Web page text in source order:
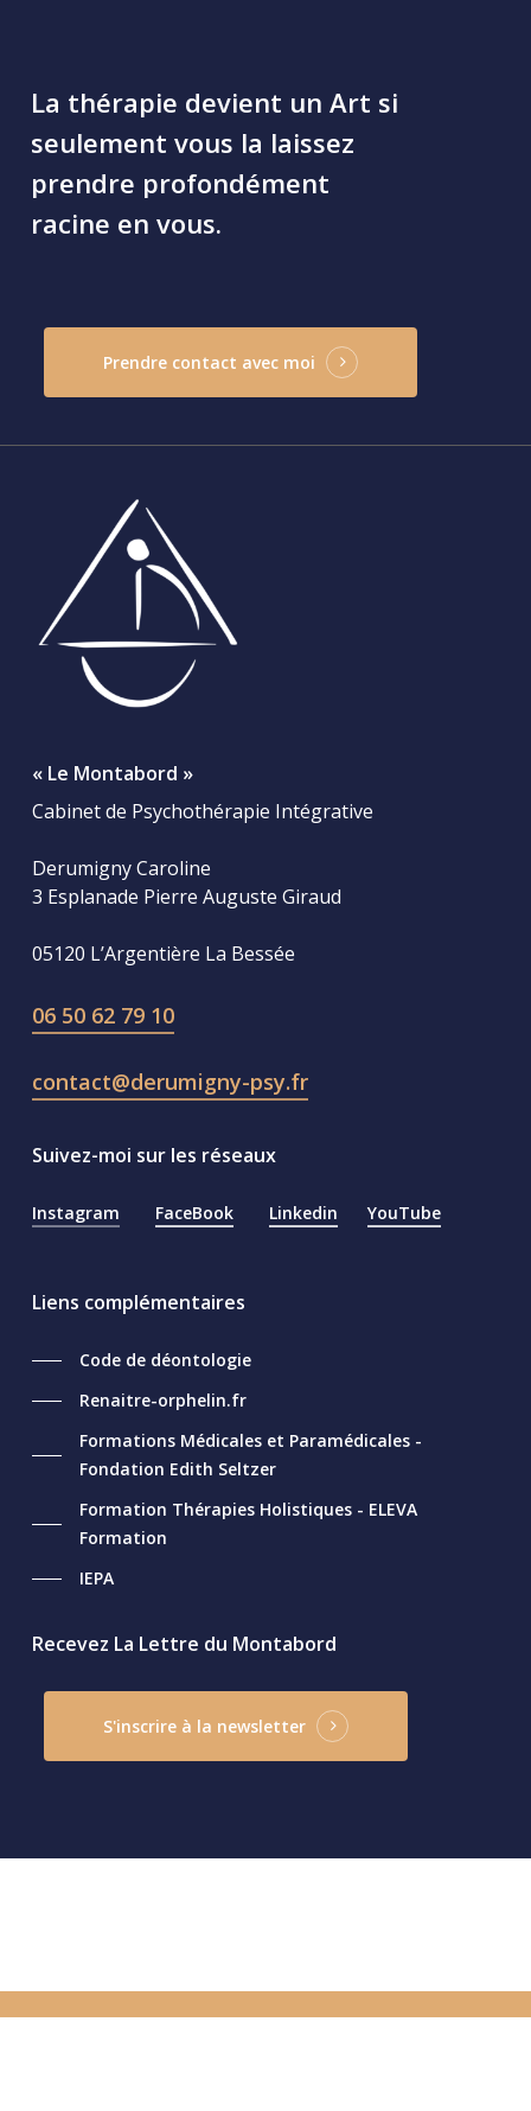
La thérapie devient un Art si
seulement vous la laissez
prendre profondément
racine en vous.
Prendre contact avec moi
« Le Montabord »
Cabinet de Psychothérapie Intégrative
Derumigny Caroline
3 Esplanade Pierre Auguste Giraud
05120 L’Argentière La Bessée
06 50 62 79 10
contact@derumigny-psy.fr
Suivez-moi sur les réseaux
Instagram FaceBook Linkedin YouTube
Liens complémentaires
Code de déontologie
Renaitre-orphelin.fr
Formations Médicales et Paramédicales -
Fondation Edith Seltzer
Formation Thérapies Holistiques - ELEVA
Formation
IEPA
Recevez La Lettre du Montabord
S'inscrire à la newsletter